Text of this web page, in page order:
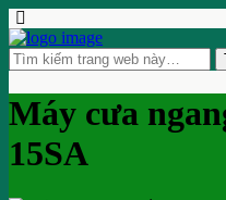
Máy cưa
15SA